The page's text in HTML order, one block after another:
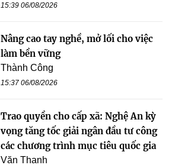
15:39 06/08/2026
Nâng cao tay nghề, mở lối cho việc
làm bền vững
Thành Công
15:37 06/08/2026
Trao quyền cho cấp xã: Nghệ An kỳ
vọng tăng tốc giải ngân đầu tư công
các chương trình mục tiêu quốc gia
Văn Thanh